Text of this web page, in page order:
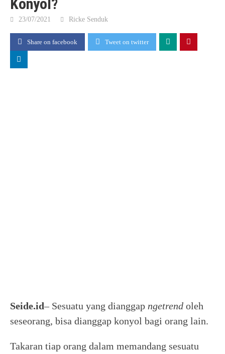
Konyol?
23/07/2021 Ricke Senduk
Share on facebook Tweet on twitter
Seide.id– Sesuatu yang dianggap ngetrend oleh
seseorang, bisa dianggap konyol bagi orang lain.
Takaran tiap orang dalam memandang sesuatu